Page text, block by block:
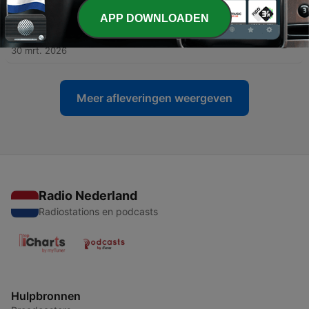
10 apr. 2026
66 - Hoe krijg ik dat team weer op de rit?
30 mrt. 2026
Meer afleveringen weergeven
Radio Nederland
Radiostations en podcasts
Hulpbronnen
APP DOWNLOADEN